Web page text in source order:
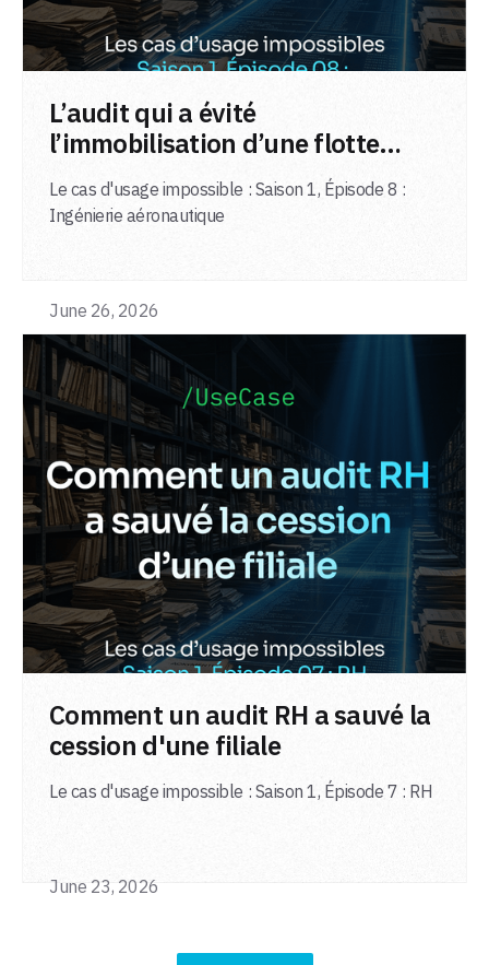
L’audit qui a évité
l’immobilisation d’une flotte
d’avions
Le cas d'usage impossible : Saison 1, Épisode 8 :
Ingénierie aéronautique
June 26, 2026
Comment un audit RH a sauvé la
cession d'une filiale
Le cas d'usage impossible : Saison 1, Épisode 7 : RH
June 23, 2026